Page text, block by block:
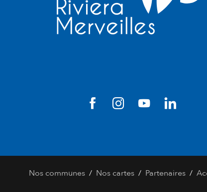
Nos communes / Nos cartes / Partenaires /